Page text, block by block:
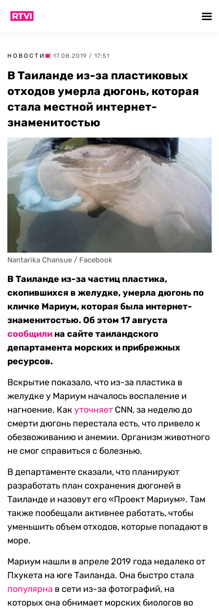
НОВОСТИ | 17.08.2019 / 17:51
В Таиланде из-за пластиковых
отходов умерла дюгонь, которая
стала местной интернет-
знаменитостью
Nantarika Chansue / Facebook
В Таиланде из-за частиц пластика,
скопившихся в желудке, умерла дюгонь по
кличке Мариум, которая была интернет-
знаменитостью. Об этом 17 августа
сообщили на сайте таиландского
департамента морских и прибрежных
ресурсов.
Вскрытие показало, что из-за пластика в
желудке у Мариум началось воспаление и
нагноение. Какуточняет CNN, за неделю до
смерти дюгонь перестала есть, что привело к
обезвоживанию и анемии. Организм животного
не смог справиться с болезнью.
В департаменте сказали, что планируют
разработать план сохранения дюгоней в
Таиланде и назовут его «Проект Мариум». Там
также пообещали активнее работать, чтобы
уменьшить объем отходов, которые попадают в
море.
Мариум нашли в апреле 2019 года недалеко от
Пхукета на юге Таиланда. Она быстро стала
популярна в сети из-за фотографий, на
которых она обнимает морских биологов во